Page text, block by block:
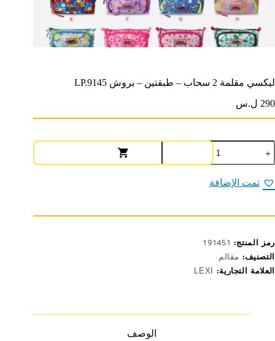
ليكسي مقلمة 2 سحاب – طبقتين – بروش LP.9145
290 ل.س
كمية
ليكسي
مقلمة
2
سحاب
LP.9145
تمت الإضافة
رمز المنتج: 191451
التصنيف: مقالم
العلامة التجارية: LEXI
الوصف